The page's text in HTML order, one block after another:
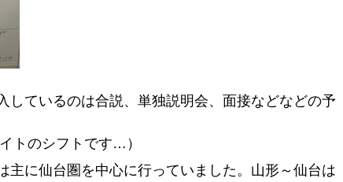
しているのは合説、単独説明会、面接などなどの予
トのシフトです…）
主に仙台圏を中心に行っていました。山形～仙台は